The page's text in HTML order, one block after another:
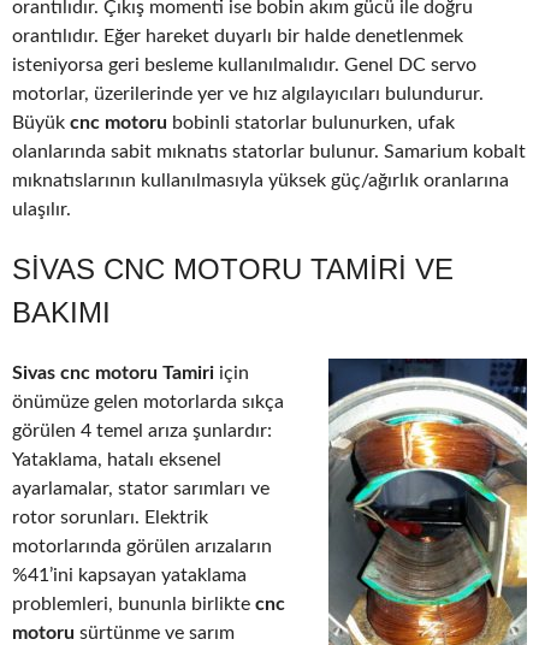
orantılıdır. Çıkış momenti ise bobin akım gücü ile doğru
orantılıdır. Eğer hareket duyarlı bir halde denetlenmek
isteniyorsa geri besleme kullanılmalıdır. Genel DC servo
motorlar, üzerilerinde yer ve hız algılayıcıları bulundurur.
Büyük cnc motoru bobinli statorlar bulunurken, ufak
olanlarında sabit mıknatıs statorlar bulunur. Samarium kobalt
mıknatıslarının kullanılmasıyla yüksek güç/ağırlık oranlarına
ulaşılır.
SIVAS CNC MOTORU TAMIRI VE
BAKIMI
Sivas cnc motoru Tamiri için
önümüze gelen motorlarda sıkça
görülen 4 temel arıza şunlardır:
Yataklama, hatalı eksenel
ayarlamalar, stator sarımları ve
rotor sorunları. Elektrik
motorlarında görülen arızaların
%41’ini kapsayan yataklama
problemleri, bununla birlikte cnc
motoru sürtünme ve sarım